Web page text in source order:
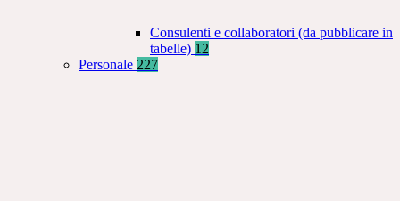
Consulenti e collaboratori (da pubblicare in
tabelle) 12
Personale 227